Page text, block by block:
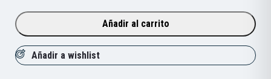
PRO
RL-
1
cantidad
Añadir al carrito
Añadir a wishlist